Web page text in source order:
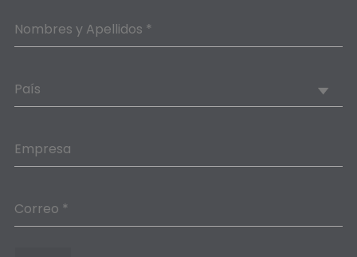
Nombres y Apellidos *
País
Empresa
Correo *